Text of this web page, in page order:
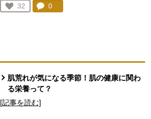
お気に入り登録：
32
人が登録
コメント：
0
肌荒れが気になる季節！肌の健康に関わ
る栄養って？
[記事を読む]